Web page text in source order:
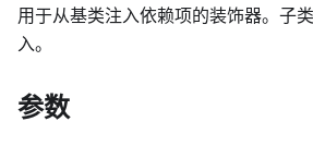
用于从基类注入依赖项的装饰器。子
入。
参数